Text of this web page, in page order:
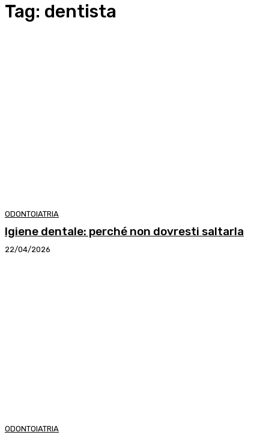
Tag: dentista
ODONTOIATRIA
Igiene dentale: perché non dovresti saltarla
22/04/2026
ODONTOIATRIA